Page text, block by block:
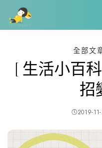
全部文
[ 生活小百
招
2019-